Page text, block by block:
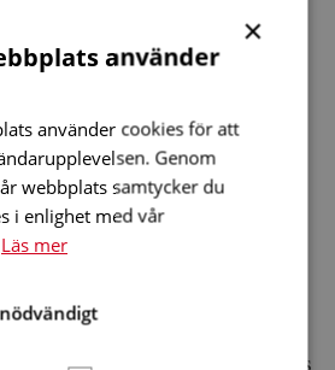
på HRFs bankgiro 550-1689
72 – 2.
skriv ”Auris-gåva” samt
som ska ha tidningen i
Använder du
auris@hrf.se
med personens
×
använder
använder cookies för att
Genom
webbplats samtycker du
i enlighet med vår
Läs mer